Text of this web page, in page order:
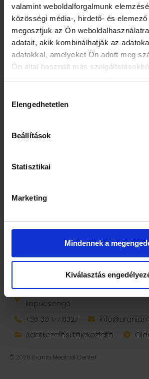
valamint weboldalforgalmunk
közösségi média-, hirdető- és
megosztjuk az Ön
adatait, akik kombinálhatják az
adatokkal, amelyeket Ön adott meg
Ön által használt más
kiválasztása
Elengedhetetlen
Beállítások
Statisztikai
Marketing
Mindennek a
Kiválasztás
kapucsengő
+36 30 177 8327
Adatkezelési tájékoztató
© 2026 Uránia Medical Center